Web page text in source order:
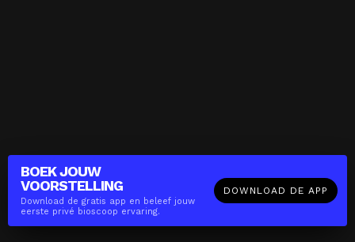
BOEK JOUW
VOORSTELLING
Download de gratis app en beleef jouw
eerste privé bioscoop ervaring.
DOWNLOAD DE APP